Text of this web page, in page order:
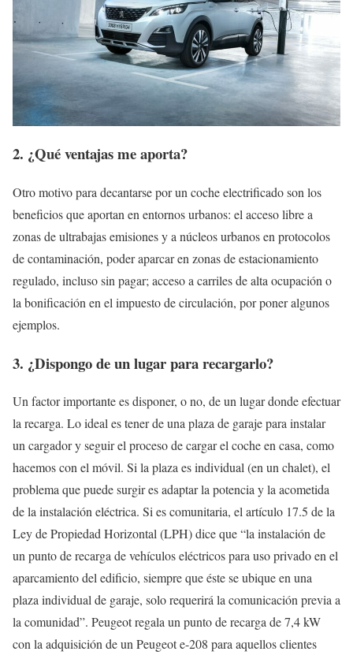
2. ¿Qué ventajas me aporta?
Otro motivo para decantarse por un coche electrificado son los
beneficios que aportan en entornos urbanos: el acceso libre a
zonas de ultrabajas emisiones y a núcleos urbanos en protocolos
de contaminación, poder aparcar en zonas de estacionamiento
regulado, incluso sin pagar; acceso a carriles de alta ocupación o
la bonificación en el impuesto de circulación, por poner algunos
ejemplos.
3. ¿Dispongo de un lugar para recargarlo?
Un factor importante es disponer, o no, de un lugar donde efectuar
la recarga. Lo ideal es tener de una plaza de garaje para instalar
un cargador y seguir el proceso de cargar el coche en casa, como
hacemos con el móvil. Si la plaza es individual (en un chalet), el
problema que puede surgir es adaptar la potencia y la acometida
de la instalación eléctrica. Si es comunitaria, el artículo 17.5 de la
Ley de Propiedad Horizontal (LPH) dice que “la instalación de
un punto de recarga de vehículos eléctricos para uso privado en el
aparcamiento del edificio, siempre que éste se ubique en una
plaza individual de garaje, solo requerirá la comunicación previa a
la comunidad”. Peugeot regala un punto de recarga de 7,4 kW
con la adquisición de un Peugeot e-208 para aquellos clientes